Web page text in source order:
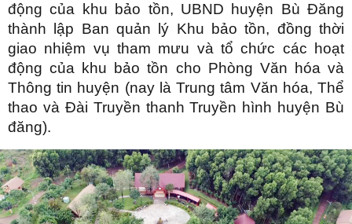
động của khu bảo tồn, UBND huyện Bù Đăng
thành lập Ban quản lý Khu bảo tồn, đồng thời
giao nhiệm vụ tham mưu và tổ chức các hoạt
động của khu bảo tồn cho Phòng Văn hóa và
Thông tin huyện (nay là Trung tâm Văn hóa, Thể
thao và Đài Truyền thanh Truyền hình huyện Bù
đăng).